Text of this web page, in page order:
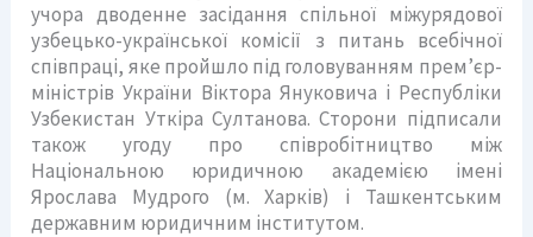
учора дводенне засідання спільної міжурядової
узбецько-української комісії з питань всебічної
співпраці, яке пройшло під головуванням прем’єр-
міністрів України Віктора Януковича і Республіки
Узбекистан Уткіра Султанова. Сторони підписали
також угоду про співробітництво між
Національною юридичною академією імені
Ярослава Мудрого (м. Харків) і Ташкентським
державним юридичним інститутом.